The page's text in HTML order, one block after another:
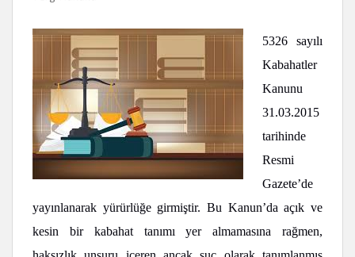
5326 sayılı
Kabahatler
Kanunu
31.03.2015
tarihinde
Resmi
Gazete’de
yayınlanarak yürürlüğe girmiştir. Bu Kanun’da açık ve
kesin bir kabahat tanımı yer almamasına rağmen,